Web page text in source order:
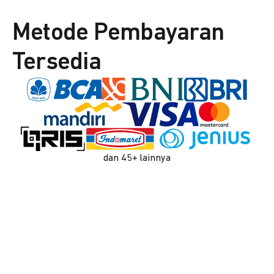
Metode Pembayaran
Tersedia
dan 45+ lainnya